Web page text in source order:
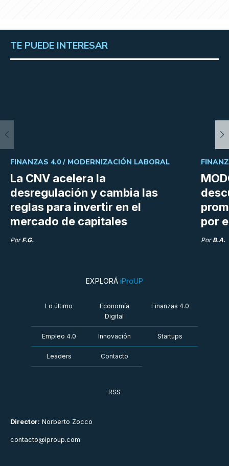
TE PUEDE INTERESAR
La CNV acelera la
desregulación y cambia las
reglas para invertir en el
mercado de capitales
FINANZAS 4.0 / MODERNIZACIÓN LABORAL
Por F.G.
por
Por B.A.
Director: Norberto Zocco
contacto@iproup.com
EXPLORÁ iProUP
Lo último
Economía
Digital
Finanzas 4.0
Empleo 4.0 Innovación Startups
Leaders Contacto
RSS